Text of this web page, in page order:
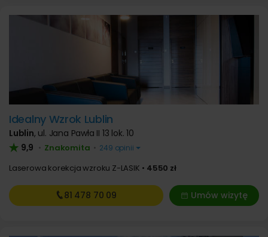
Idealny Wzrok Lublin
Lublin, ul. Jana Pawła II 13 lok. 10
9,9 • Znakomita • 249 opinii
Laserowa korekcja wzroku Z-LASIK 4550 zł
Umów wizytę
81 478 70 09